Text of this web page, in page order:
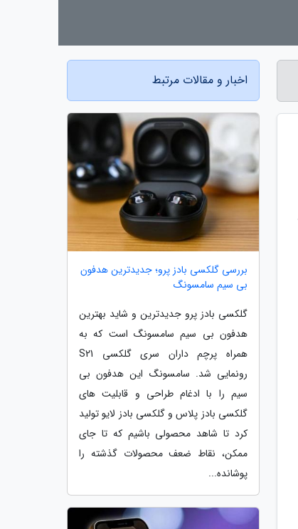
اخبار و مقالات مرتبط
بررسی گلکسی بادز پرو؛ جدیدترین هدفون
بی سیم سامسونگ
گلکسی بادز پرو جدیدترین و شاید بهترین
هدفون بی سیم سامسونگ است که به
همراه پرچم داران سری گلکسی S21
رونمایی شد. سامسونگ این هدفون بی
سیم را با ادغام طراحی و قابلیت های
گلکسی بادز پلاس و گلکسی بادز لایو تولید
کرد تا شاهد محصولی باشیم که تا جای
ممکن، نقاط ضعف محصولات گذشته را
پوشانده...